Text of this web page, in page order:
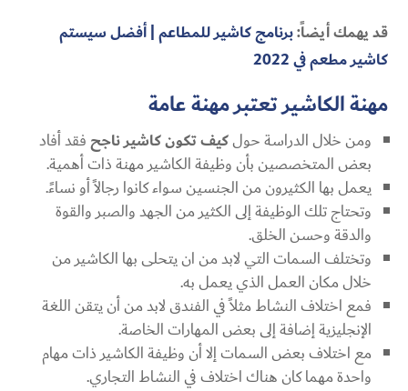
قد يهمك أيضاً:برنامج كاشير للمطاعم | أفضل سيستم
كاشير مطعم في 2022
مهنة الكاشير تعتبر مهنة عامة
ومن خلال الدراسة حولكيف تكون كاشير ناجحفقد أفاد
بعض المتخصصين بأن وظيفة الكاشير مهنة ذات أهمية.
يعمل بها الكثيرون من الجنسين سواء كانوا رجالاً أو نساءً.
وتحتاج تلك الوظيفة إلى الكثير من الجهد والصبر والقوة
والدقة وحسن الخلق.
وتختلف السمات التي لابد من ان يتحلى بها الكاشير من
خلال مكان العمل الذي يعمل به.
فمع اختلاف النشاط مثلاً في الفندق لابد من أن يتقن اللغة
الإنجليزية إضافة إلى بعض المهارات الخاصة.
مع اختلاف بعض السمات إلا أن وظيفة الكاشير ذات مهام
واحدة مهما كان هناك اختلاف في النشاط التجاري.